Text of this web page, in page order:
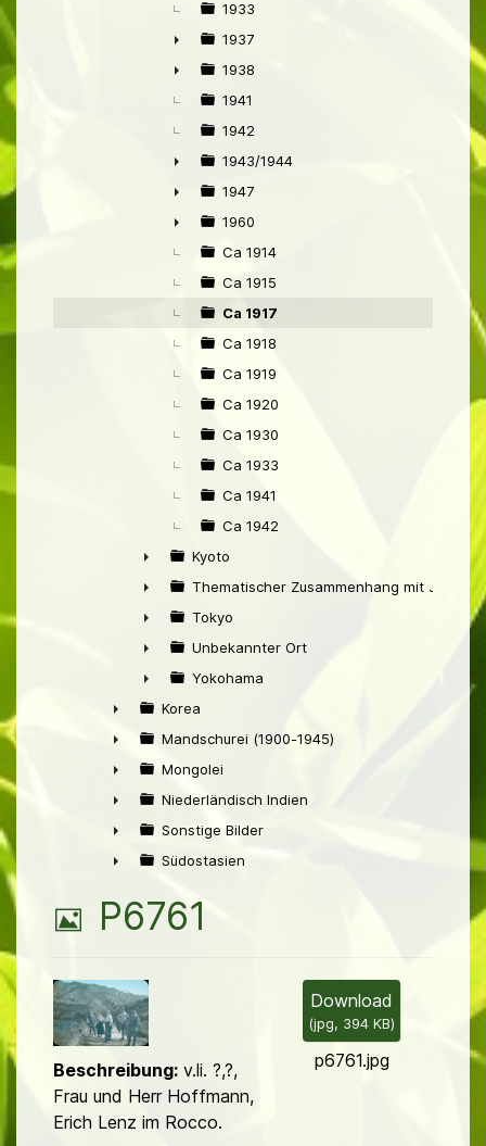
1933
►
1937
►
1938
1941
1942
►
1943/1944
►
1947
►
1960
Ca 1914
Ca 1915
Ca 1917
Ca 1918
Ca 1919
Ca 1920
Ca 1930
Ca 1933
Ca 1941
Ca 1942
►
Kyoto
►
Thematischer Zusammenhang mit Japan
►
Tokyo
►
Unbekannter Ort
►
Yokohama
►
Korea
►
Mandschurei (1900-1945)
►
Mongolei
►
Niederländisch Indien
►
Sonstige Bilder
Südostasien
B
l
d
P6761
Download
(jpg, 394 KB)
p6761.jpg
Beschreibung: v.li. ?,?,
Frau und Herr Hoffmann,
Erich Lenz im Rocco.